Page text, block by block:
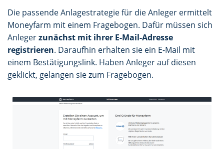
Die passende Anlagestrategie für die Anleger ermittelt
Moneyfarm mit einem Fragebogen. Dafür müssen sich
Anlegerzunächst mit ihrer E-Mail-Adresse
registrieren. Daraufhin erhalten sie ein E-Mail mit
einem Bestätigungslink. Haben Anleger auf diesen
geklickt, gelangen sie zum Fragebogen.